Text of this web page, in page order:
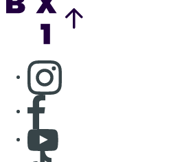
Consulter page Instagram
Consulter page Facebook
Consulter Youtube
Consulter TikTok